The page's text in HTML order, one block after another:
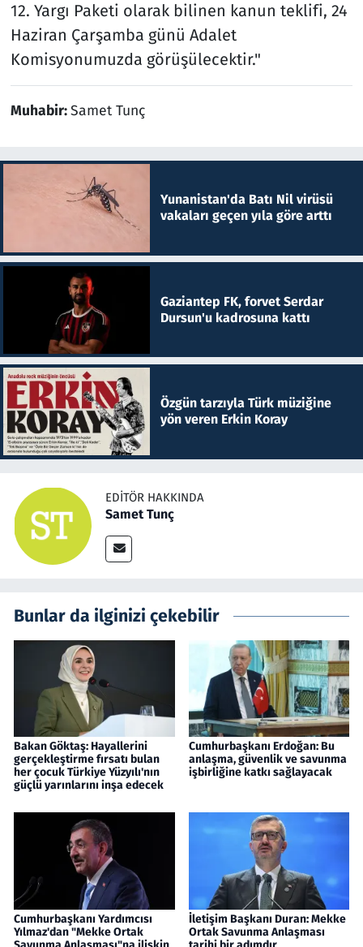
12. Yargı Paketi olarak bilinen kanun teklifi, 24
Haziran Çarşamba günü Adalet
Komisyonumuzda görüşülecektir."
Muhabir:Samet Tunç
Yunanistan'da Batı Nil virüsü
vakaları geçen yıla göre arttı
Gaziantep FK, forvet Serdar
Dursun'u kadrosuna kattı
Özgün tarzıyla Türk müziğine
yön veren Erkin Koray
EDITÖR HAKKINDA
Samet Tunç
Bunlar da ilginizi çekebilir
Bakan Göktaş: Hayallerini
gerçekleştirme fırsatı bulan
her çocuk Türkiye Yüzyılı'nın
güçlü yarınlarını inşa edecek
Cumhurbaşkanı Erdoğan: Bu
anlaşma, güvenlik ve savunma
işbirliğine katkı sağlayacak
Cumhurbaşkanı Yardımcısı
Yılmaz'dan "Mekke Ortak
İletişim Başkanı Duran: Mekke
Ortak Savunma Anlaşması